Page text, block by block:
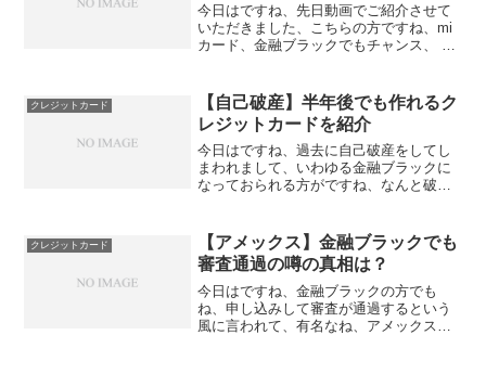
今日はですね、先日動画でご紹介させて
いただきました、こちらの方ですね、mi
カード、金融ブラックでもチャンス、 シ
このmiカード、あんまりメジャーなカー
ドではないんです...
クレジットカード
【自己破産】半年後でも作れるク
レジットカードを紹介
今日はですね、過去に自己破産をしてし
まわれまして、いわゆる金融ブラックに
なっておられる方がですね、なんと破産
情報をお聞きし ましたんで、そちらの方
をご紹介したいと思いま...
クレジットカード
【アメックス】金融ブラックでも
審査通過の噂の真相は？
今日はですね、金融ブラックの方でも
ね、申し込みして審査が通過するという
風に言われて、有名なね、アメックスの